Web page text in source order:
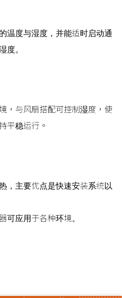
温度与湿度，并能适时启动通
度。
，与风扇搭配可控制湿度，使
平稳运行。
，主要优点是快速安装系统以
可应用于各种环境。